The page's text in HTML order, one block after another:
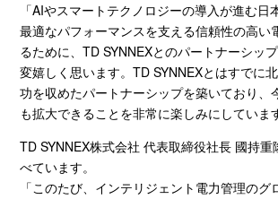
「AIやスマートテクノロジーの導入が進む日
最適なパフォーマンスを支える信頼性の高い
るために、TD SYNNEXとのパートナーシッ
変嬉しく思います。TD SYNNEXとはすでに
功を収めたパートナーシップを築いており、
も拡大できることを非常に楽しみにしていま
TD SYNNEX株式会社 代表取締役社長 國持重
べています。
「このたび、インテリジェント電力管理のグ